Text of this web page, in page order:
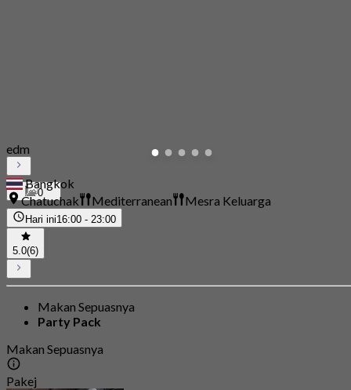
0
edm
Bangkok
Chatuchak
Mediterranean Mesra Keluarga
Hari ini16:00 - 23:00
5.0(6)
Makan Sepuasnya
Party Pack
Makan Sepuasnya
Pakej